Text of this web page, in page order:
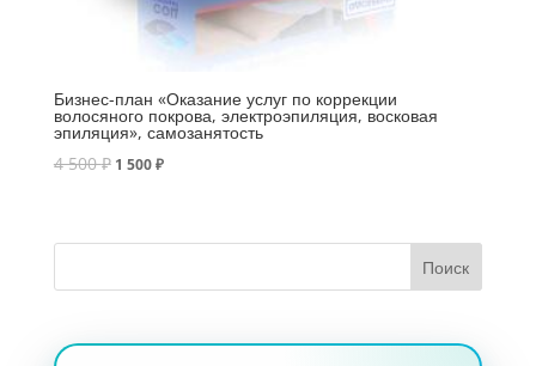
Бизнес-план «Оказание услуг по коррекции
волосяного покрова, электроэпиляция, восковая
эпиляция», самозанятость
4 500₽ 1 500₽